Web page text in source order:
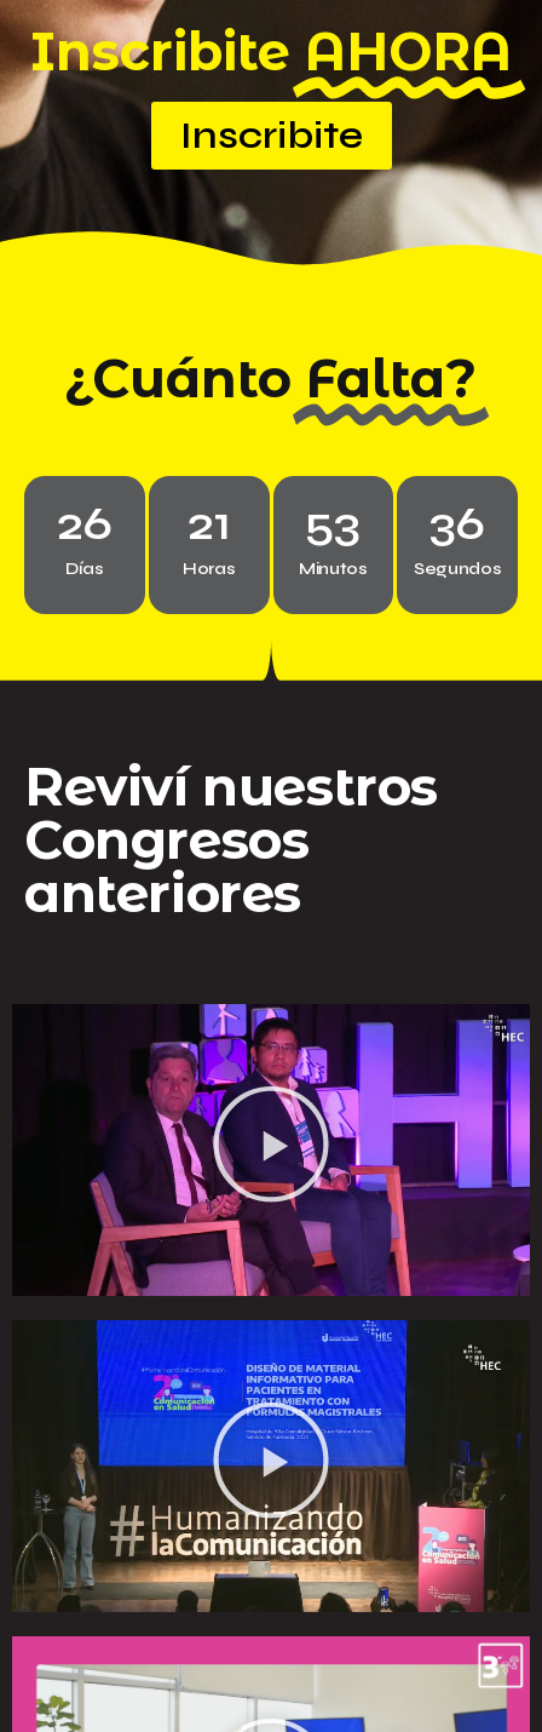
Inscribite AHORA
Inscribite
¿Cuánto Falta?
26
Días
21
Horas
53
Minutos
36
Segundos
Reviví nuestros
Congresos
anteriores